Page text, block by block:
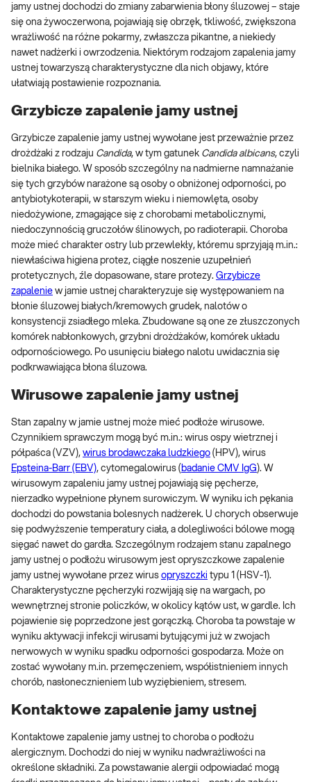
jamy ustnej dochodzi do zmiany zabarwienia błony śluzowej – staje
się ona żywoczerwona, pojawiają się obrzęk, tkliwość, zwiększona
wrażliwość na różne pokarmy, zwłaszcza pikantne, a niekiedy
nawet nadżerki i owrzodzenia. Niektórym rodzajom zapalenia jamy
ustnej towarzyszą charakterystyczne dla nich objawy, które
ułatwiają postawienie rozpoznania.
Grzybicze zapalenie jamy ustnej
Grzybicze zapalenie jamy ustnej wywołane jest przeważnie przez
drożdżaki z rodzaju Candida, w tym gatunek Candida albicans, czyli
bielnika białego. W sposób szczególny na nadmierne namnażanie
się tych grzybów narażone są osoby o obniżonej odporności, po
antybiotykoterapii, w starszym wieku i niemowlęta, osoby
niedożywione, zmagające się z chorobami metabolicznymi,
niedoczynnością gruczołów ślinowych, po radioterapii. Choroba
może mieć charakter ostry lub przewlekły, któremu sprzyjają m.in.:
niewłaściwa higiena protez, ciągłe noszenie uzupełnień
protetycznych, źle dopasowane, stare protezy. Grzybicze
zapalenie w jamie ustnej charakteryzuje się występowaniem na
błonie śluzowej białych/kremowych grudek, nalotów o
konsystencji zsiadłego mleka. Zbudowane są one ze złuszczonych
komórek nabłonkowych, grzybni drożdżaków, komórek układu
odpornościowego. Po usunięciu białego nalotu uwidacznia się
podkrwawiająca błona śluzowa.
Wirusowe zapalenie jamy ustnej
Stan zapalny w jamie ustnej może mieć podłoże wirusowe.
Czynnikiem sprawczym mogą być m.in.: wirus ospy wietrznej i
półpaśca (VZV), wirus brodawczaka ludzkiego (HPV), wirus
Epsteina-Barr (EBV), cytomegalowirus ( badanie CMV IgG). W
wirusowym zapaleniu jamy ustnej pojawiają się pęcherze,
nierzadko wypełnione płynem surowiczym. W wyniku ich pękania
dochodzi do powstania bolesnych nadżerek. U chorych obserwuje
się podwyższenie temperatury ciała, a dolegliwości bólowe mogą
sięgać nawet do gardła. Szczególnym rodzajem stanu zapalnego
jamy ustnej o podłożu wirusowym jest opryszczkowe zapalenie
jamy ustnej wywołane przez wirus opryszczki typu 1 (HSV-1).
Charakterystyczne pęcherzyki rozwijają się na wargach, po
wewnętrznej stronie policzków, w okolicy kątów ust, w gardle. Ich
pojawienie się poprzedzone jest gorączką. Choroba ta powstaje w
wyniku aktywacji infekcji wirusami bytującymi już w zwojach
nerwowych w wyniku spadku odporności gospodarza. Może on
zostać wywołany m.in. przemęczeniem, współistnieniem innych
chorób, nasłonecznieniem lub wyziębieniem, stresem.
Kontaktowe zapalenie jamy ustnej
Kontaktowe zapalenie jamy ustnej to choroba o podłożu
alergicznym. Dochodzi do niej w wyniku nadwrażliwości na
określone składniki. Za powstawanie alergii odpowiadać mogą